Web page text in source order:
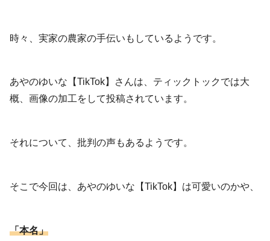
時々、実家の農家の手伝いもしているようです。
あやのゆいな【TikTok】さんは、ティックトックでは大
概、画像の加工をして投稿されています。
それについて、批判の声もあるようです。
そこで今回は、あやのゆいな【TikTok】は可愛いのかや、
「本名」